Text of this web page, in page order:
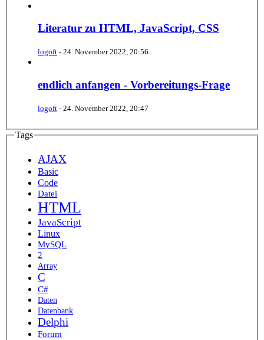
Literatur zu HTML, JavaScript, CSS
logoft - 24. November 2022, 20:56
endlich anfangen - Vorbereitungs-Frage
logoft - 24. November 2022, 20:47
Tags
AJAX
Basic
Code
Datei
HTML
JavaScript
Linux
MySQL
2
Array
C
C#
Daten
Datenbank
Delphi
Forum